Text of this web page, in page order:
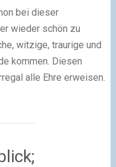
bei dieser
wieder schön zu
witzige, traurige und
kommen. Diesen
alle Ehre erweisen.